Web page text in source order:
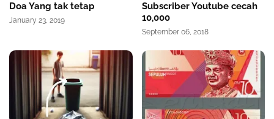
Doa Yang tak tetap
January 23, 2019
Subscriber Youtube cecah
10,000
September 06, 2018